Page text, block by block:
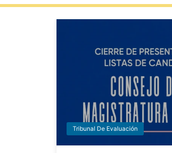
Tribunal De Evaluación